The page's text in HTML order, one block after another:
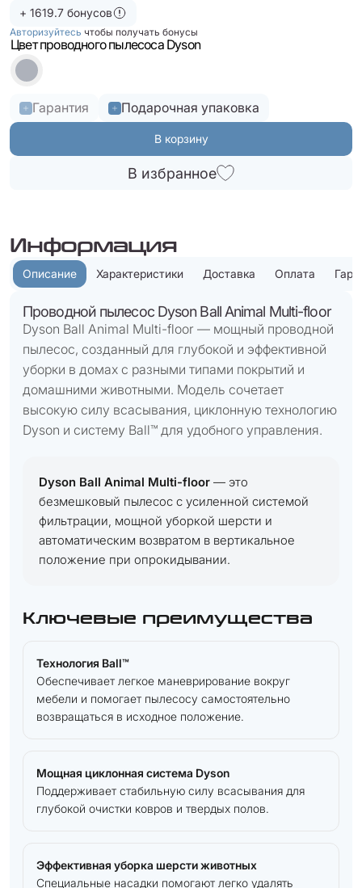
+ 1619.7 бонусов
Авторизуйтесь чтобы получать бонусы
Цвет проводного пылесоса Dyson
Гарантия Подарочная упаковка
В корзину
В избранное
Информация
Описание Характеристики Доставка Оплата
Проводной пылесос Dyson Ball Animal Multi-floor
Dyson Ball Animal Multi-floor — мощный проводной
пылесос, созданный для глубокой и эффективной
уборки в домах с разными типами покрытий и
домашними животными. Модель сочетает
высокую силу всасывания, циклонную технологию
Dyson и систему Ball™ для удобного управления.
Dyson Ball Animal Multi-floor — это
безмешковый пылесос с усиленной системой
фильтрации, мощной уборкой шерсти и
автоматическим возвратом в вертикальное
положение при опрокидывании.
Ключевые преимущества
Технология Ball™
Обеспечивает легкое маневрирование вокруг
мебели и помогает пылесосу самостоятельно
возвращаться в исходное положение.
Мощная циклонная система Dyson
Поддерживает стабильную силу всасывания для
глубокой очистки ковров и твердых полов.
Эффективная уборка шерсти животных
Специальные насадки помогают легко удалять